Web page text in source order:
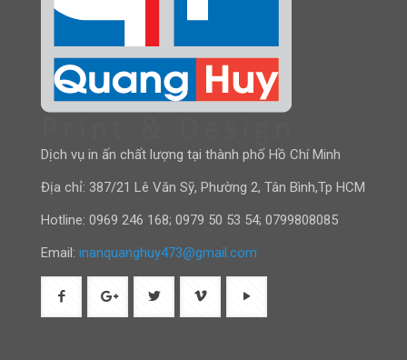
Dịch vụ in ấn chất lượng tại thành phố Hồ Chí Minh
Địa chỉ: 387/21 Lê Văn Sỹ, Phường 2, Tân Bình,Tp HCM
Hotline: 0969 246 168; 0979 50 53 54; 0799808085
Email: inanquanghuy473@gmail.com